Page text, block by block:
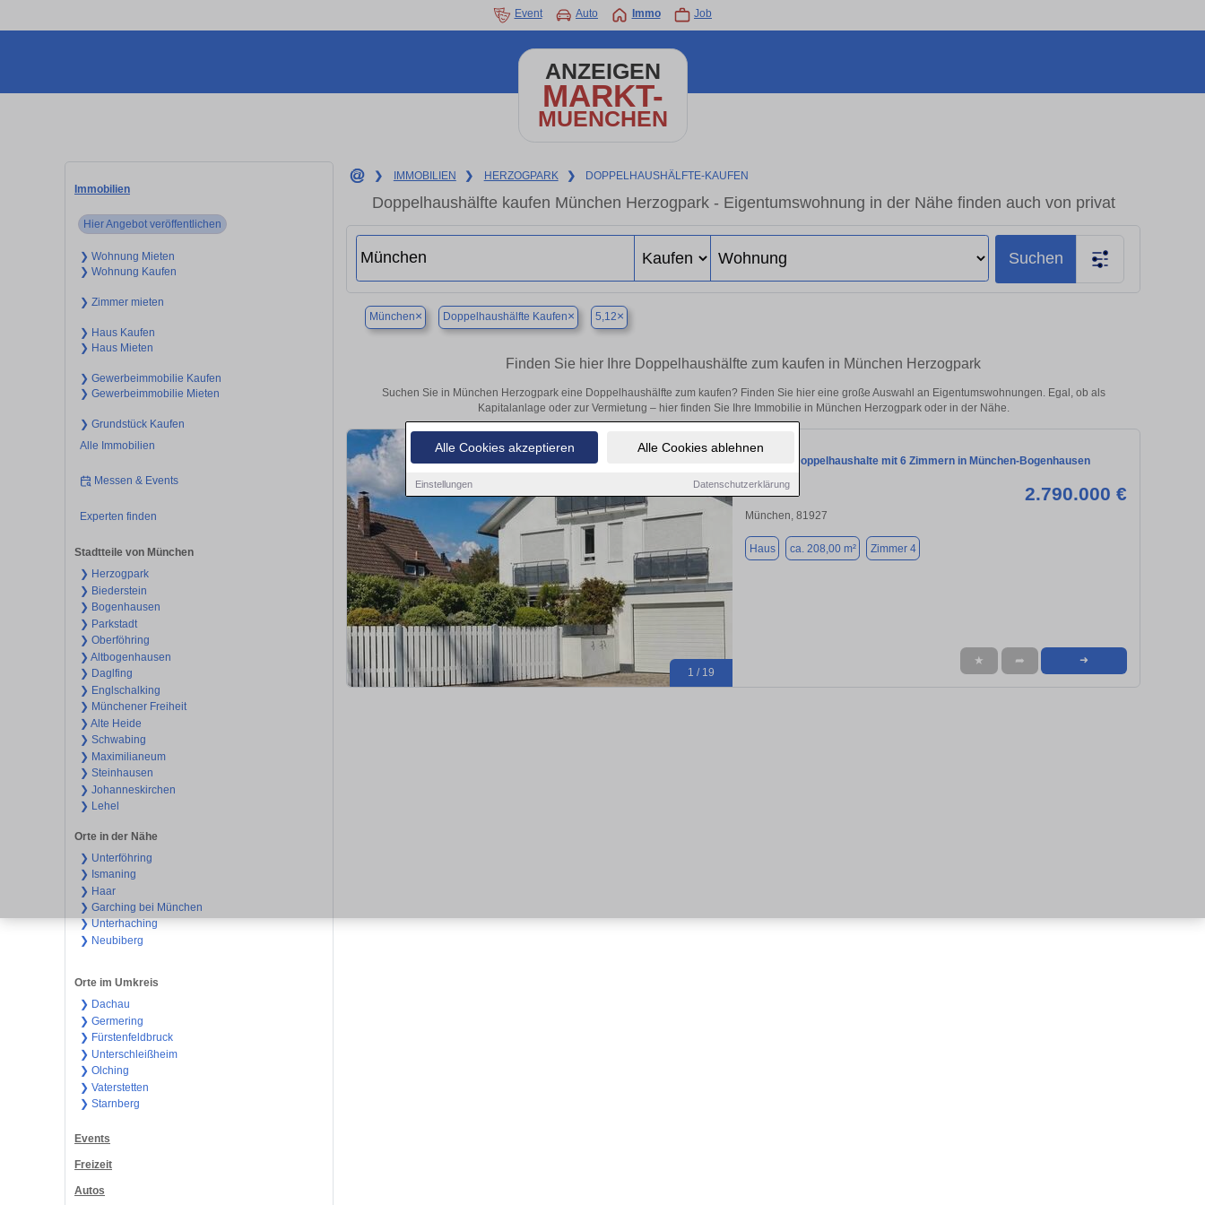
Alle Cookies akzeptieren Alle Cookies ablehnen
Einstellungen Datenschutzerklärung
Event Auto Immo Job
ANZEIGEN
MARKT-
MUENCHEN
Immobilien
Hier Angebot veröffentlichen
❯ Wohnung Mieten
❯ Wohnung Kaufen
❯ Zimmer mieten
❯ Haus Kaufen
❯ Haus Mieten
❯ Gewerbeimmobilie Kaufen
❯ Gewerbeimmobilie Mieten
❯ Grundstück Kaufen
Alle Immobilien
Messen & Events
Experten finden
Stadtteile von München
❯ Herzogpark
❯ Biederstein
❯ Bogenhausen
❯ Parkstadt
❯ Oberföhring
❯ Altbogenhausen
❯ Daglfing
❯ Englschalking
❯ Münchener Freiheit
❯ Alte Heide
❯ Schwabing
❯ Maximilianeum
❯ Steinhausen
❯ Johanneskirchen
❯ Lehel
Orte in der Nähe
❯ Unterföhring
❯ Ismaning
❯ Haar
❯ Garching bei München
❯ Unterhaching
❯ Neubiberg
Orte im Umkreis
❯ Dachau
❯ Germering
❯ Fürstenfeldbruck
❯ Unterschleißheim
❯ Olching
❯ Vaterstetten
❯ Starnberg
Events
Freizeit
Autos
❯ IMMOBILIEN ❯ HERZOGPARK ❯ DOPPELHAUSHÄLFTE-KAUFEN
Doppelhaushälfte kaufen München Herzogpark - Eigentumswohnung in der Nähe finden auch von privat
Suchen
München× Doppelhaushälfte Kaufen× 5,12×
Finden Sie hier Ihre Doppelhaushälfte zum kaufen in München Herzogpark
Suchen Sie in München Herzogpark eine Doppelhaushälfte zum kaufen? Finden Sie hier eine große Auswahl an Eigentumswohnungen. Egal, ob als
Kapitalanlage oder zur Vermietung – hier finden Sie Ihre Immobilie in München Herzogpark oder in der Nähe.
1 / 19
Moderne Doppelhaushalte mit 6 Zimmern in München-Bogenhausen
2.790.000 €
München, 81927
Haus ca. 208,00 m² Zimmer 4
★ ➦ ➜